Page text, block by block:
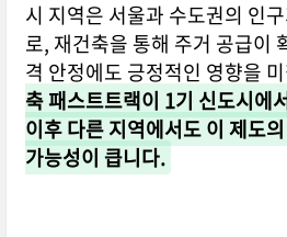
시 지역은 서울과 수도권의 인
로, 재건축을 통해 주거 공급이
격 안정에도 긍정적인 영향을
축 패스트트랙이 1기 신도시에
이후 다른 지역에서도 이 제도
가능성이 큽니다.